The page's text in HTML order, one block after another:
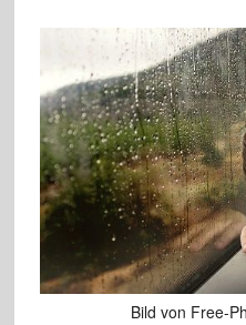
Bild von Free-